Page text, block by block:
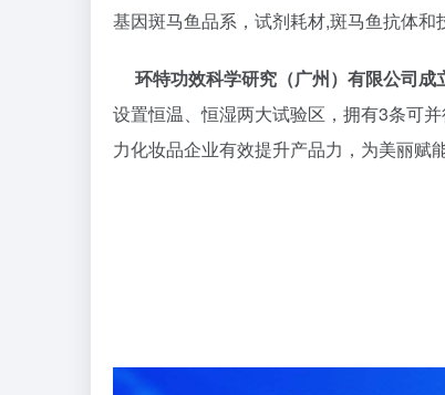
基因斑马鱼品系，试剂耗材,斑马鱼抗体和
环特功效科学研究（广州）有限公司成
设置恒温、恒湿两大试验区，拥有3条可
力化妆品企业有效提升产品力，为美丽赋